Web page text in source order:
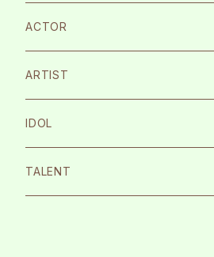
ACTOR
宮崎湧
栗原航大
永島龍之介
ARTIST
SILENT SIREN
Protea*
IDOL
26時のマスカレイド
TALENT